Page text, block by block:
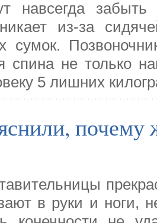
навсегда
из-за
сумок.
спина не только
5 лишних
в руки и ноги,